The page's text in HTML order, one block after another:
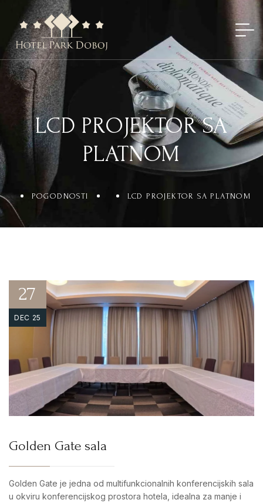
LCD PROJEKTOR SA
PLATNOM
POGODNOSTI LCD PROJEKTOR SA PLATNOM
27
DEC 25
Golden Gate sala
Golden Gate je jedna od multifunkcionalnih konferencijskih sala
u okviru konferencijskog prostora hotela, idealna za manje i